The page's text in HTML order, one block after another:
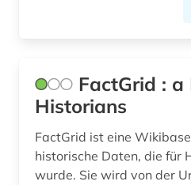
FactGrid :
Historians
FactGrid ist eine
historische Daten, die für
wurde. Sie wird von der